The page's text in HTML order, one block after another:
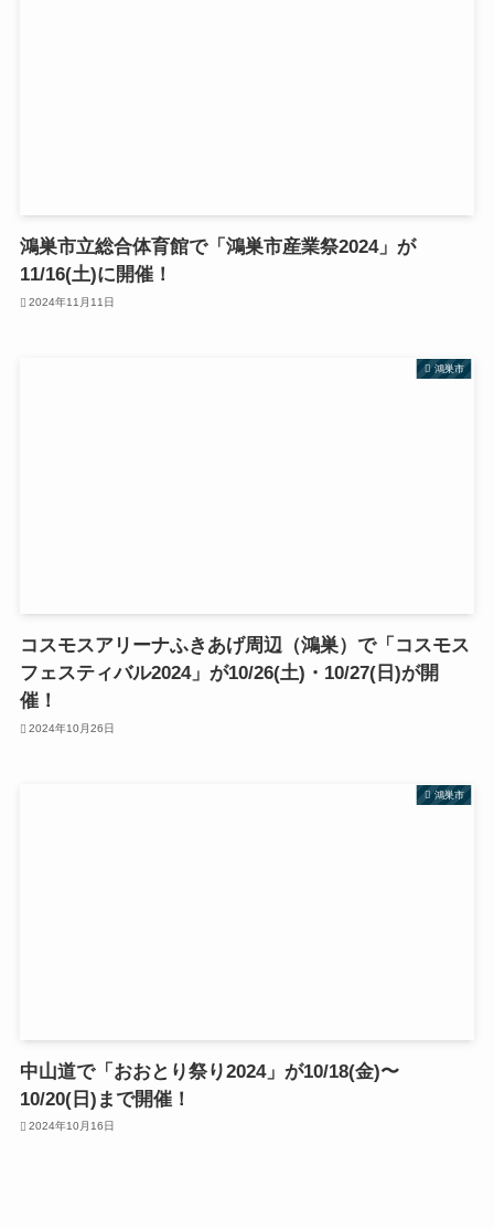
鴻巣市立総合体育館で「鴻巣市産業祭2024」が
11/16(土)に開催！
2024年11月11日
鴻巣市
コスモスアリーナふきあげ周辺（鴻巣）で「コスモス
フェスティバル2024」が10/26(土)・10/27(日)が開
催！
2024年10月26日
鴻巣市
中山道で「おおとり祭り2024」が10/18(金)〜
10/20(日)まで開催！
2024年10月16日